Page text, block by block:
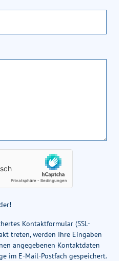
Kontaktformular (SSL-
treten, werden Ihre Eingaben
angegebenen Kontaktdaten
im E-Mail-Postfach gespeichert.